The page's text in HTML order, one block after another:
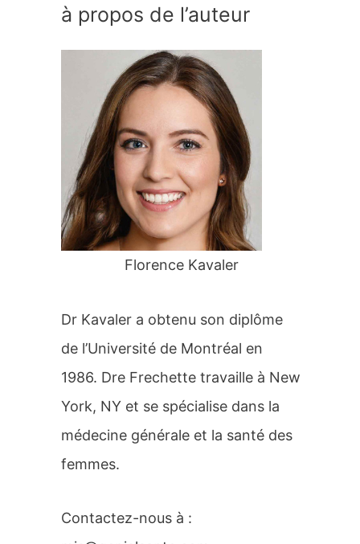
h
:
à propos de l’auteur
Florence Kavaler
Dr Kavaler a obtenu son diplôme
de l’Université de Montréal en
1986. Dre Frechette travaille à New
York, NY et se spécialise dans la
médecine générale et la santé des
femmes.
Contactez-nous à :